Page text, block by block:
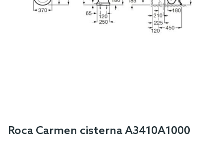
Skip
Roca Carmen cisterna A3410A1000